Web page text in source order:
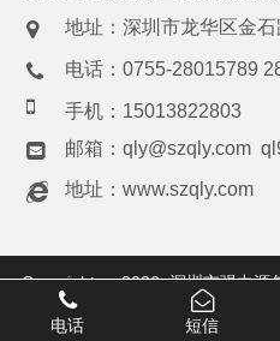
地址：深圳市龙华区金
电话：0755-28015789
手机：15013822803
邮箱：qly@szqly.com
地址：www.szqly.com
Copyright © 2026深圳市强力源
电话 短信